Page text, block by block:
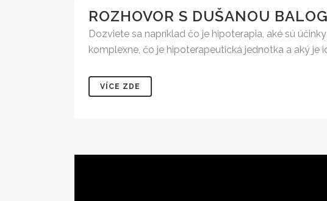
ROZHOVOR S DUŠANOU
Dozviete sa napríklad čo je hipoterapia, aké sú
komplexne, čo je hipoterapeutická jednotka a aký je
VÍCE ZDE